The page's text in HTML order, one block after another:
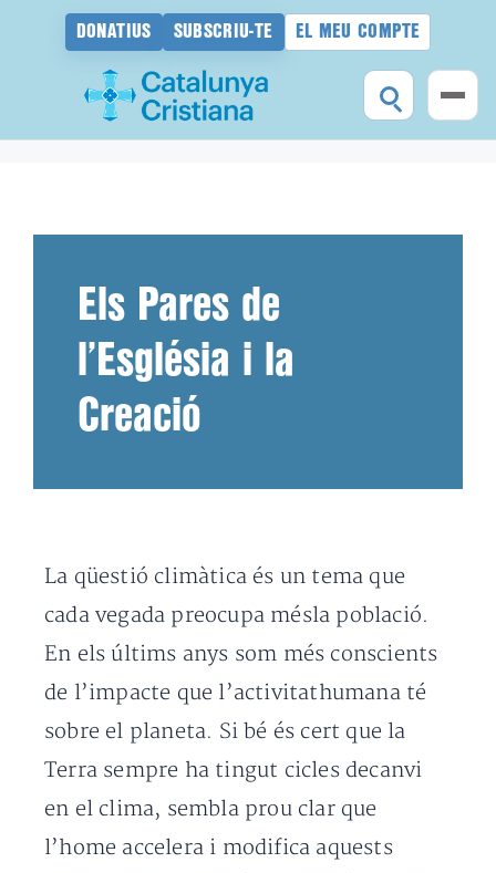
DONATIUS SUBSCRIU-TE EL MEU COMPTE
Els Pares de
l’Església i la
Creació
La qüestió climàtica és un tema que
cada vegada preocupa mésla població.
En els últims anys som més conscients
de l’impacte que l’activitathumana té
sobre el planeta. Si bé és cert que la
Terra sempre ha tingut cicles decanvi
en el clima, sembla prou clar que
l’home accelera i modifica aquests